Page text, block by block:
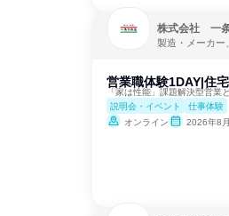
株式会社 一
製造・メーカー
営業職体験1DAY|住
「家は性能」課題解決型営業
説明会・イベント
仕事体験
オンライン
2026年8